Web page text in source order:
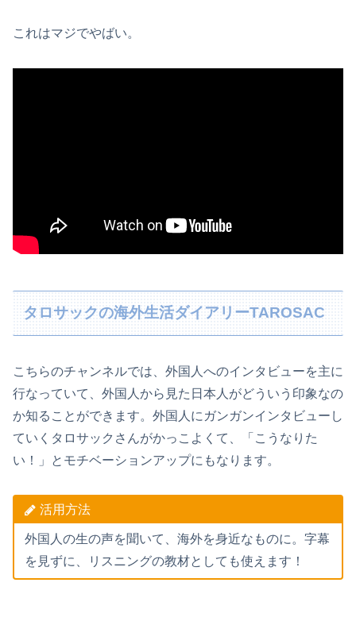
これはマジでやばい。
タロサックの海外生活ダイアリーTAROSAC
こちらのチャンネルでは、外国人へのインタビューを主に
行なっていて、外国人から見た日本人がどういう印象なの
か知ることができます。外国人にガンガンインタビューし
ていくタロサックさんがかっこよくて、「こうなりた
い！」とモチベーションアップにもなります。
活用方法
外国人の生の声を聞いて、海外を身近なものに。字幕
を見ずに、リスニングの教材としても使えます！